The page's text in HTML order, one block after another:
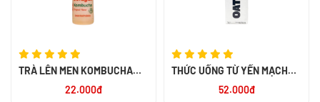
TRÀ LÊN MEN KOMBUCHA
22.000đ
THỨC UỐNG TỪ YẾN MẠCH
OATSIDE BARISTA BLEND 1L -
NK THÁI LAN52.000đ